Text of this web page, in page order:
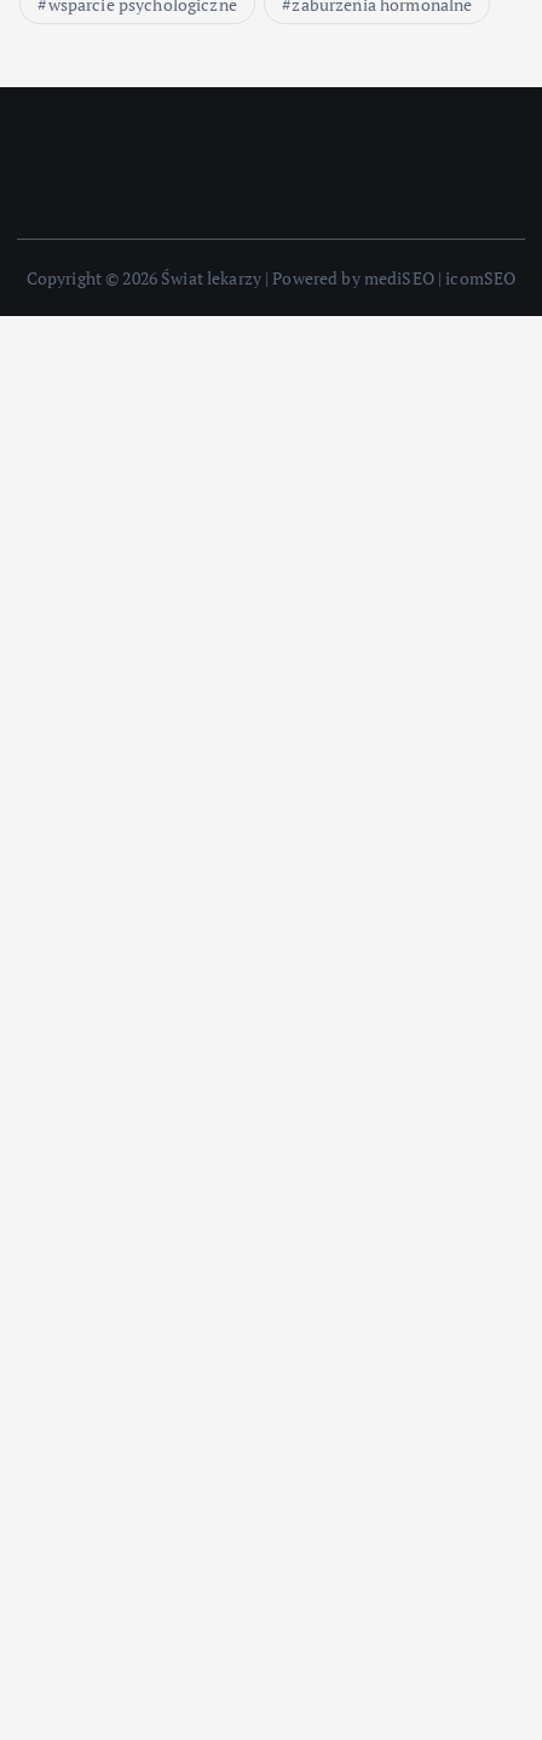
Copyright © 2026 Świat lekarzy | Powered by mediSEO | icomSEO